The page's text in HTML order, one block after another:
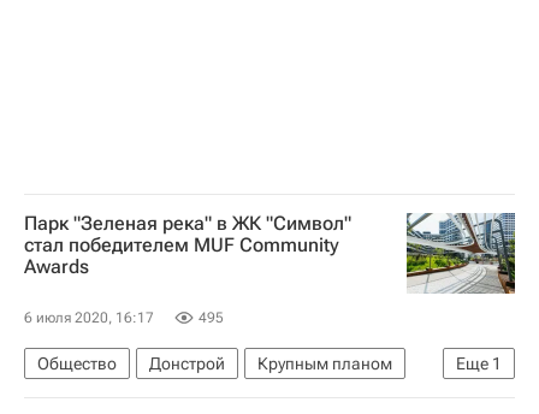
Парк "Зеленая река" в ЖК "Символ"
стал победителем MUF Community
Awards
6 июля 2020, 16:17 495
Еще 1
Общество Донстрой
Крупным планом
Городская среда